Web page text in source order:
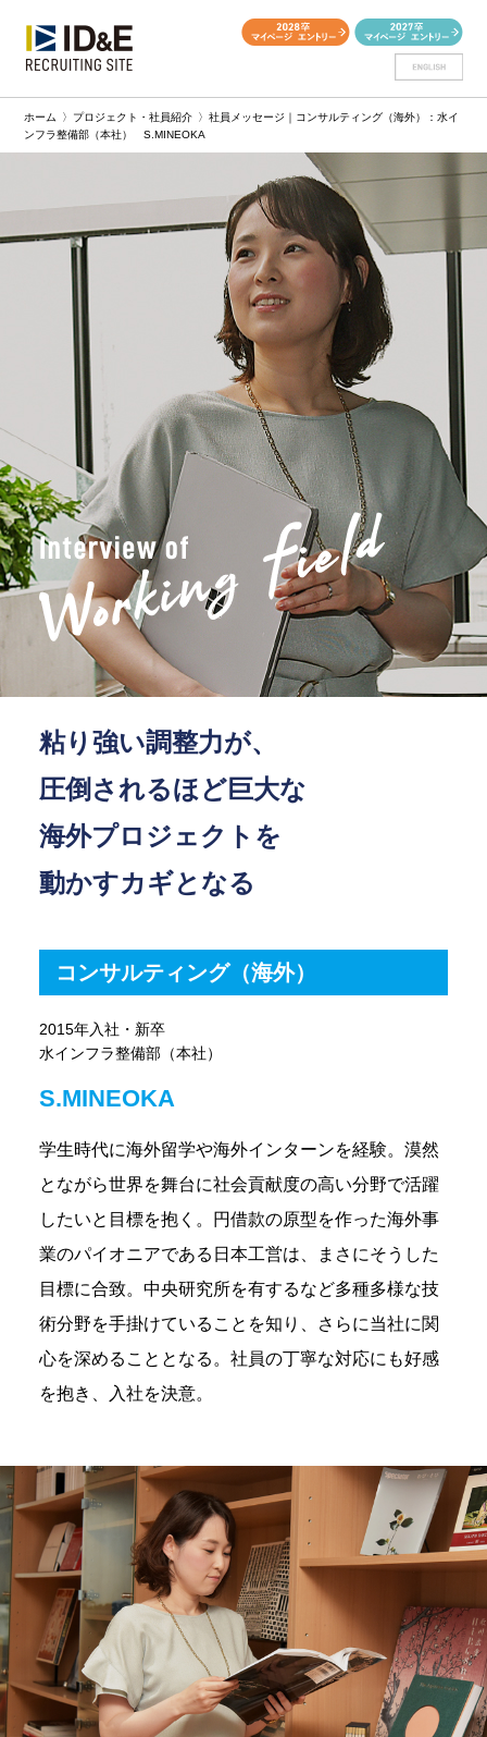
ホーム 〉 プロジェクト・社員紹介 〉社員メッセージ｜コンサルティング（海外）：水イ
ンフラ整備部（本社） S.MINEOKA
粘り強い調整力が、
圧倒されるほど巨大な
海外プロジェクトを
動かすカギとなる
コンサルティング（海外）
2015年入社・新卒
水インフラ整備部（本社）
S.MINEOKA
学生時代に海外留学や海外インターンを経験。漠然
とながら世界を舞台に社会貢献度の高い分野で活躍
したいと目標を抱く。円借款の原型を作った海外事
業のパイオニアである日本工営は、まさにそうした
目標に合致。中央研究所を有するなど多種多様な技
術分野を手掛けていることを知り、さらに当社に関
心を深めることとなる。社員の丁寧な対応にも好感
を抱き、入社を決意。